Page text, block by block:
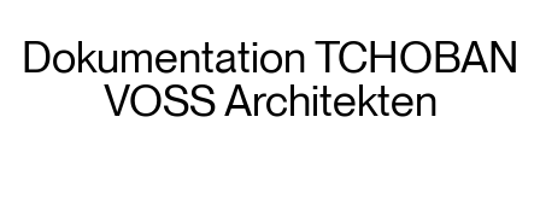
Dokumentation TCHOBAN
VOSS Architekten